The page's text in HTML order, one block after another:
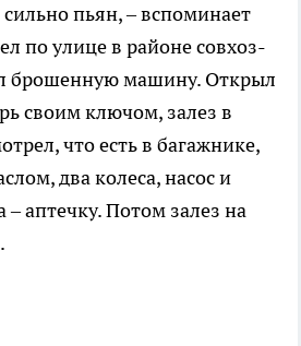
пьян, – вспоминает
по улице в районе совхоз-
брошенную машину. Открыл
своим ключом, залез в
что есть в багажнике,
два колеса, насос и
– аптечку. Потом залез на